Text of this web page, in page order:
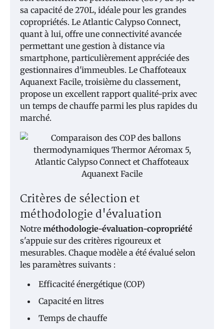
sa capacité de 270L, idéale pour les grandes
copropriétés. Le Atlantic Calypso Connect,
quant à lui, offre une connectivité avancée
permettant une gestion à distance via
smartphone, particulièrement appréciée des
gestionnaires d'immeubles. Le Chaffoteaux
Aquanext Facile, troisième du classement,
propose un excellent rapport qualité-prix avec
un temps de chauffe parmi les plus rapides du
marché.
Critères de sélection et
méthodologie d'évaluation
Notre méthodologie-évaluation-copropriété
s'appuie sur des critères rigoureux et
mesurables. Chaque modèle a été évalué selon
les paramètres suivants :
Efficacité énergétique (COP)
Capacité en litres
Temps de chauffe